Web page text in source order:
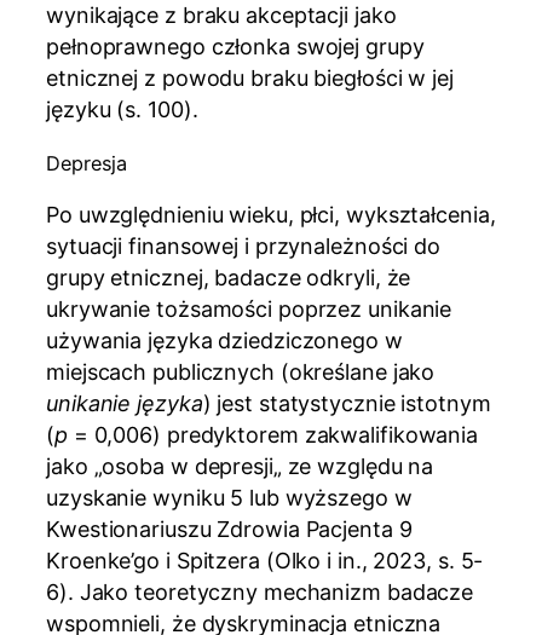
wynikające z braku akceptacji jako
pełnoprawnego członka swojej grupy
etnicznej z powodu braku biegłości w jej
języku (s. 100).
Depresja
Po uwzględnieniu wieku, płci, wykształcenia,
sytuacji finansowej i przynależności do
grupy etnicznej, badacze odkryli, że
ukrywanie tożsamości poprzez unikanie
używania języka dziedziczonego w
miejscach publicznych (określane jako
unikanie języka) jest statystycznie istotnym
(p = 0,006) predyktorem zakwalifikowania
jako „osoba w depresji„ ze względu na
uzyskanie wyniku 5 lub wyższego w
Kwestionariuszu Zdrowia Pacjenta 9
Kroenke’go i Spitzera (Olko i in., 2023, s. 5-
6). Jako teoretyczny mechanizm badacze
wspomnieli, że dyskryminacja etniczna